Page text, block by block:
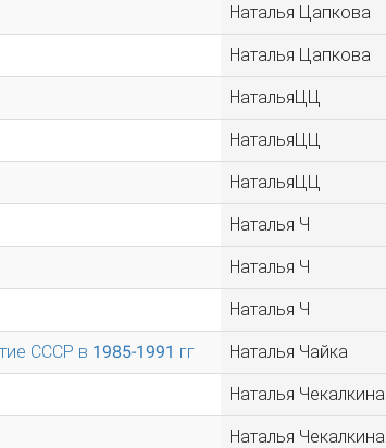
Наталья Цапкова
Наталья Цапкова
НатальяЦЦ
НатальяЦЦ
НатальяЦЦ
Наталья Ч
Наталья Ч
Наталья Ч
СССР в 1985-1991 гг Наталья Чайка
Наталья Чекалкина
Наталья Чекалкина